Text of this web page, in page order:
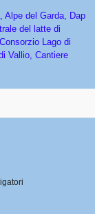
Alpe del Garda, Dap
del latte di
Lago di
Vallio, Cantiere